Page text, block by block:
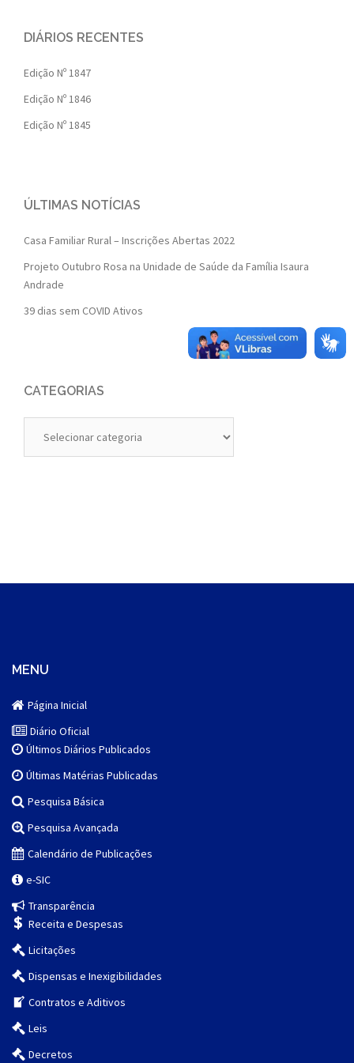
DIÁRIOS RECENTES
Edição Nº 1847
Edição Nº 1846
Edição Nº 1845
ÚLTIMAS NOTÍCIAS
Casa Familiar Rural – Inscrições Abertas 2022
Projeto Outubro Rosa na Unidade de Saúde da Família Isaura
Andrade
39 dias sem COVID Ativos
CATEGORIAS
MENU
Página Inicial
Diário Oficial
Últimos Diários Publicados
Últimas Matérias Publicadas
Pesquisa Básica
Pesquisa Avançada
Calendário de Publicações
e-SIC
Transparência
Receita e Despesas
Licitações
Dispensas e Inexigibilidades
Contratos e Aditivos
Leis
Decretos